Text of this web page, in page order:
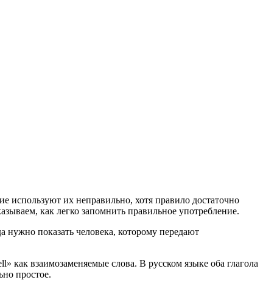
используют их неправильно, хотя правило достаточно
как легко запомнить правильное употребление.
нужно показать человека, которому передают
как взаимозаменяемые слова. В русском языке оба глагола
простое.